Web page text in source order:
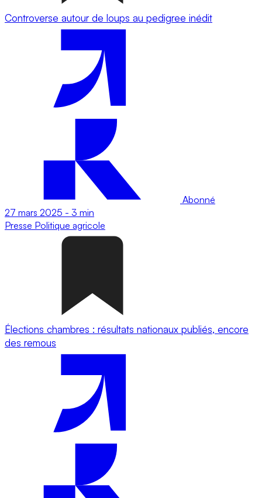
Controverse autour de loups au pedigree inédit
Abonné
27 mars 2025 - 3 min
Presse Politique agricole
Élections chambres : résultats nationaux publiés, encore
des remous